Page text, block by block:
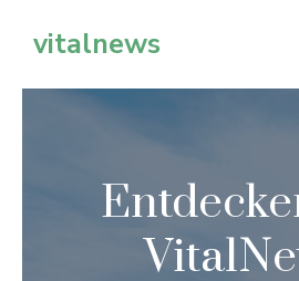
Inhaltvitalnews